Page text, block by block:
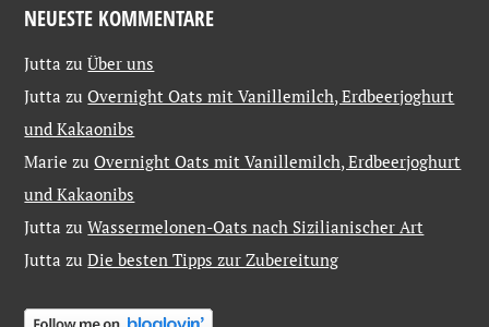
NEUESTE KOMMENTARE
Jutta zuÜber uns
Jutta zuOvernight Oats mit Vanillemilch, Erdbeerjoghurt
und Kakaonibs
Marie zuOvernight Oats mit Vanillemilch, Erdbeerjoghurt
und Kakaonibs
Jutta zuWassermelonen-Oats nach Sizilianischer Art
Jutta zuDie besten Tipps zur Zubereitung